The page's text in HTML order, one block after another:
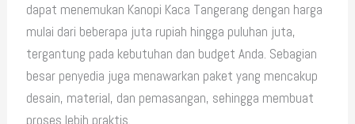
dapat menemukan Kanopi Kaca Tangerang dengan harga
mulai dari beberapa juta rupiah hingga puluhan juta,
tergantung pada kebutuhan dan budget Anda. Sebagian
besar penyedia juga menawarkan paket yang mencakup
desain, material, dan pemasangan, sehingga membuat
proses lebih praktis.